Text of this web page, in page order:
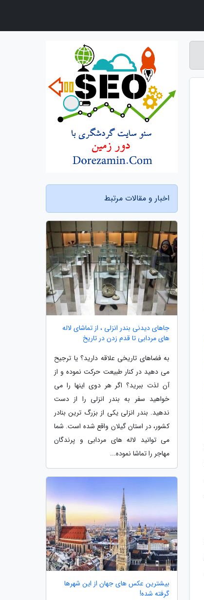
اخبار و مقالات مرتبط
جاهای دیدنی بندر انزلی ، از تماشای لاله
های مردابی تا قدم زدن در تاریخ
به فضاهای تاریخی علاقه دارید؟ یا ترجیح
می دهید در کنار طبیعت حرکت نموده و از
آن لذت ببرید؟ اگر هر دوی اینها را می
خواهید سفر به بندر انزلی را از دست
ندهید. بندر انزلی یکی از بزرگ ترین بنادر
کشور، در استان گیلان واقع شده است. شما
می توانید لاله های مردابی و پرندگان
مهاجر را تماشا نموده...
بیشترین عکس های جهان از این شهرها
گرفته شده!